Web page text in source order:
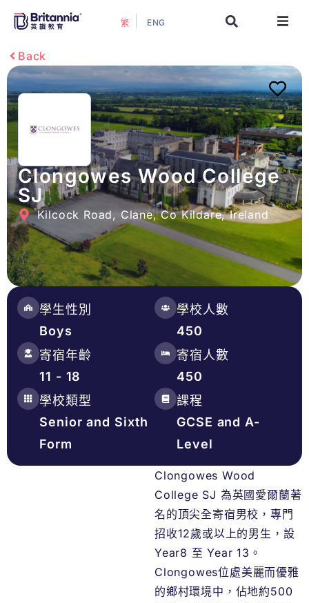
繁 ENG
最新活動
升學指南
升學資訊
增值服務
預約諮詢
Back
Clongowes Wood College
SJ
Kilcock Road, Clane, Co Kildare, Ireland
學生性別
Boys
寄宿年齡
11 - 18
學校類型
Senior and Sixth
Form
學校人數
450
寄宿人數
450
課程
GCSE and A-
Level
Clongowes Wood
College SJ 為英國愛爾蘭著
名的頂尖全寄宿男校，專門
招收12歲或以上的男生，設
Year8 至 Year 13。
Clongowes位處美麗而優雅
的鄉村環境中，佔地約500